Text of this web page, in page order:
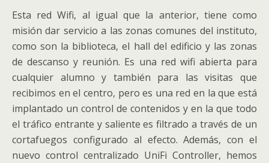
Esta red Wifi, al igual que la anterior, tiene como
misión dar servicio a las zonas comunes del instituto,
como son la biblioteca, el hall del edificio y las zonas
de descanso y reunión. Es una red wifi abierta para
cualquier alumno y también para las visitas que
recibimos en el centro, pero es una red en la que está
implantado un control de contenidos y en la que todo
el tráfico entrante y saliente es filtrado a través de un
cortafuegos configurado al efecto. Además, con el
nuevo control centralizado UniFi Controller, hemos